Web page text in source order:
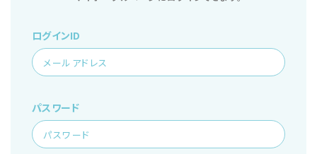
ログインID
パスワード